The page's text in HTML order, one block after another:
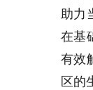
助力
在基
有效
区的